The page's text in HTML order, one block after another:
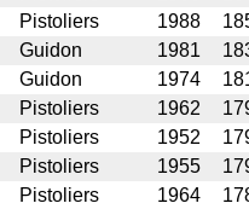
Pistoliers 1988
Guidon 1981
Guidon 1974
Pistoliers 1962
Pistoliers 1952
Pistoliers 1955
Pistoliers 1964